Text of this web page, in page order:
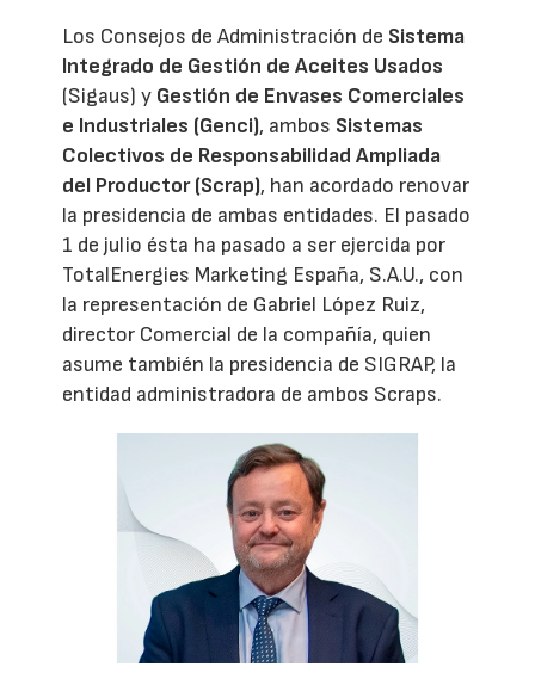
Los Consejos de Administración de Sistema
Integrado de Gestión de Aceites Usados
(Sigaus) y Gestión de Envases Comerciales
e Industriales (Genci), ambos Sistemas
Colectivos de Responsabilidad Ampliada
del Productor (Scrap), han acordado renovar
la presidencia de ambas entidades. El pasado
1 de julio ésta ha pasado a ser ejercida por
TotalEnergies Marketing España, S.A.U., con
la representación de Gabriel López Ruiz,
director Comercial de la compañía, quien
asume también la presidencia de SIGRAP, la
entidad administradora de ambos Scraps.